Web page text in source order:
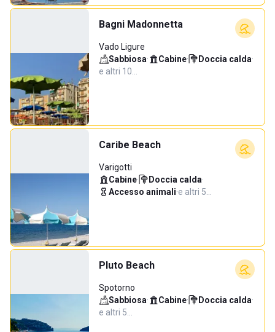
Bagni Madonnetta
Vado Ligure
Sabbiosa· Cabine· Doccia calda·
e altri 10…
Caribe Beach
Varigotti
Cabine· Doccia calda·
Accesso animali·e altri 5…
Pluto Beach
Spotorno
Sabbiosa· Cabine· Doccia calda·
e altri 5…